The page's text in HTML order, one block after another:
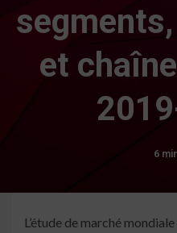
et
6
L’étude de marché